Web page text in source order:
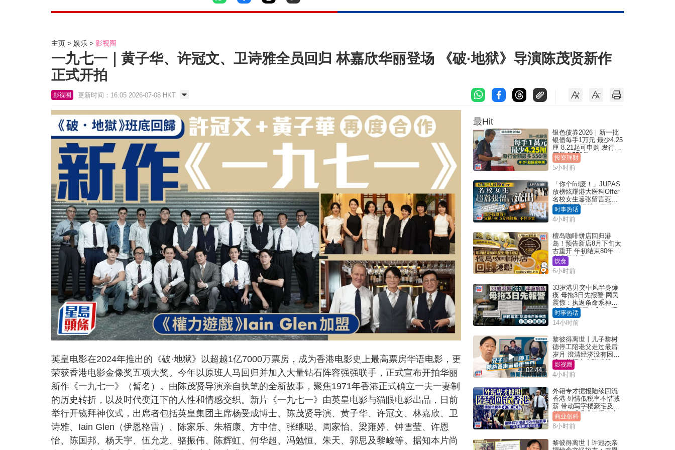
主页 娱乐 影视圈
一九七一｜黄子华、许冠文、卫诗雅全员回归 林嘉欣华丽登场 《破·地狱》导演陈茂贤新作
正式开拍
影视圈 更新时间：16:05 2026-07-08 HKT
英皇电影在2024年推出的《破·地狱》以超越1亿7000万票房，成为香港电影史上最高票房华语电影，更
荣获香港电影金像奖五项大奖。今年以原班人马回归并加入大量钻石阵容强强联手，正式宣布开拍华丽
新作《一九七一》（暂名）。由陈茂贤导演亲自执笔的全新故事，聚焦1971年香港正式确立一夫一妻制
的历史转折，以及时代变迁下的人性和情感交织。新片《一九七一》由英皇电影与猫眼电影出品，日前
举行开镜拜神仪式，出席者包括英皇集团主席杨受成博士、陈茂贤导演、黄子华、许冠文、林嘉欣、卫
诗雅、Iain Glen（伊恩格雷）、陈家乐、朱栢康、方中信、张继聪、周家怡、梁雍婷、钟雪莹、许恩
怡、陈国邦、杨天宇、伍允龙、骆振伟、陈辉虹、何华超、冯勉恒、朱天、郭思及黎峻等。据知本片尚
最Hit
银色债券2026｜新一批
银债每手1万元 最少4.25
厘 8.21起可申购 发行金
额最多550亿
投资理财
5小时前
「你个frd废！」JUPAS
放榜炫耀港大医科Offer
名校女生嚣张留言惹众
怒 医学院澄清：宣称
「40.5分获录取」不符事
实｜Juicy叮
时事热话
4小时前
檀岛咖啡饼店回归港
岛！预告新店8月下旬太
古重开 年初结束80年历
史湾仔总店
饮食
6小时前
33岁港男突中风半身瘫
痪 母拖3日先报警 网民
震惊：执返条命系神迹
自爆2个恶习｜Juicy叮
时事热话
14小时前
02:44
黎彼得离世丨儿子黎树
德停工陪老父走过最后
岁月 澄清经济没有困
难：传闻有夸张成份
影视圈
4小时前
外籍专才据报陆续回流
香港 钟情低税率不惜减
薪 带动写字楼豪宅及学
位竞争「香港已重现生
机」
商业创科
8小时前
黎彼得离世丨许冠杰亲